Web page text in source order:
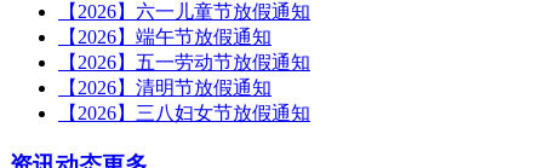
【2026】六一儿童节放假通知
【2026】端午节放假通知
【2026】五一劳动节放假通知
【2026】清明节放假通知
【2026】三八妇女节放假通知